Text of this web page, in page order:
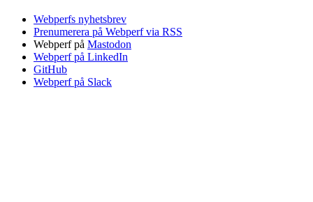
Webperfs nyhetsbrev
Prenumerera på Webperf via RSS
Webperf på Mastodon
Webperf på LinkedIn
GitHub
Webperf på Slack